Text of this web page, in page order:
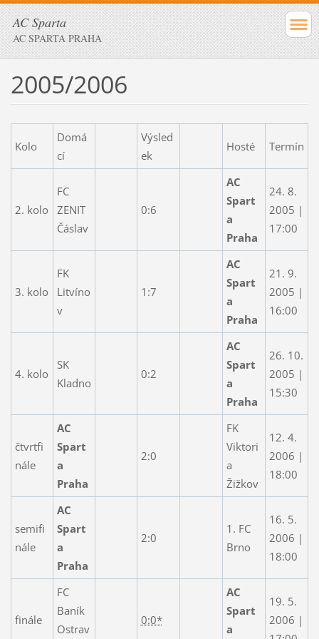
AC Sparta
AC SPARTA PRAHA
2005/2006
Kolo
Domá
cí
Výsled
ek
Hosté Termín
2. kolo
FC
ZENIT
Čáslav
0:6
AC
Spart
a
Praha
24. 8.
2005 |
17:00
3. kolo
FK
Litvíno
v
1:7
AC
Spart
a
Praha
21. 9.
2005 |
16:00
4. kolo
SK
Kladno
0:2
AC
Spart
a
Praha
26. 10.
2005 |
15:30
čtvrtfi
nále
AC
Spart
a
Praha
2:0
FK
Viktori
a
Žižkov
12. 4.
2006 |
18:00
semifi
nále
AC
Spart
a
Praha
2:0
1. FC
Brno
16. 5.
2006 |
18:00
finále
FC
Baník
Ostrav
0:0*
AC
Spart
a
19. 5.
2006 |